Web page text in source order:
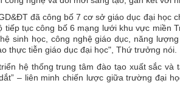
đã công bố 7 cơ sở giáo dục đại học
tiếp tục công bố 6 mạng lưới khu vực miền
sinh học, công nghệ giáo dục, năng
thực tiễn giáo dục đại học", Thứ trưởng nói.
hệ thống trung tâm đào tạo xuất sắc và
– liên minh chiến lược giữa trường đại